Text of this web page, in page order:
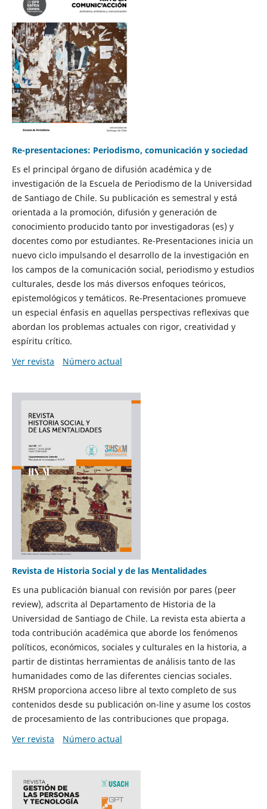
Re-presentaciones: Periodismo, comunicación y sociedad
Es el principal órgano de difusión académica y de
investigación de la Escuela de Periodismo de la Universidad
de Santiago de Chile. Su publicación es semestral y está
orientada a la promoción, difusión y generación de
conocimiento producido tanto por investigadoras (es) y
docentes como por estudiantes. Re-Presentaciones inicia un
nuevo ciclo impulsando el desarrollo de la investigación en
los campos de la comunicación social, periodismo y estudios
culturales, desde los más diversos enfoques teóricos,
epistemológicos y temáticos. Re-Presentaciones promueve
un especial énfasis en aquellas perspectivas reflexivas que
abordan los problemas actuales con rigor, creatividad y
espíritu crítico.
Ver revista
Número actual
Revista de Historia Social y de las Mentalidades
Es una publicación bianual con revisión por pares (peer
review), adscrita al Departamento de Historia de la
Universidad de Santiago de Chile. La revista esta abierta a
toda contribución académica que aborde los fenómenos
políticos, económicos, sociales y culturales en la historia, a
partir de distintas herramientas de análisis tanto de las
humanidades como de las diferentes ciencias sociales.
RHSM proporciona acceso libre al texto completo de sus
contenidos desde su publicación on-line y asume los costos
de procesamiento de las contribuciones que propaga.
Ver revista
Número actual